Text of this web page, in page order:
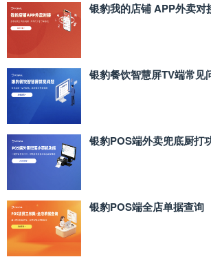
银豹我的店铺 APP外卖对
银豹餐饮智慧屏TV端常见
银豹POS端外卖兜底厨打
银豹POS端全店单据查询